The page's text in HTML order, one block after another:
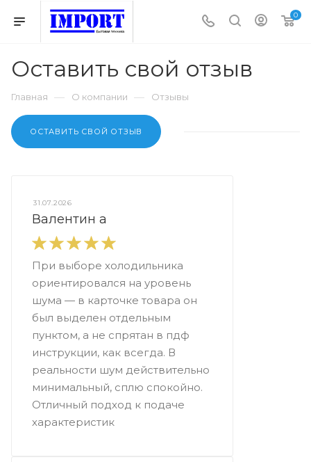
0
Оставить свой отзыв
Главная — О компании — Отзывы
ОСТАВИТЬ СВОЙ ОТЗЫВ
31.07.2026
Валентин а
При выборе холодильника
ориентировался на уровень
шума — в карточке товара он
был выделен отдельным
пунктом, а не спрятан в пдф
инструкции, как всегда. В
реальности шум действительно
минимальный, сплю спокойно.
Отличный подход к подаче
характеристик